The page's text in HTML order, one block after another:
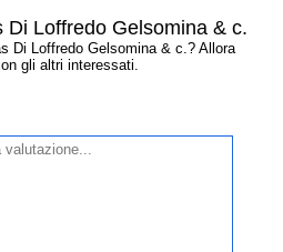
Di Loffredo Gelsomina & c.
Di Loffredo Gelsomina & c.? Allora
gli altri interessati.